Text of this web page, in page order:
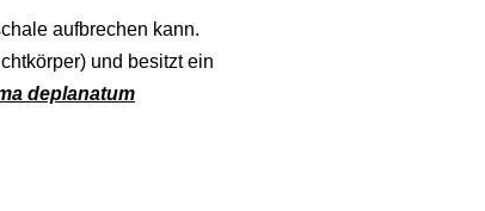
aufbrechen kann.
und besitzt ein
deplanatum